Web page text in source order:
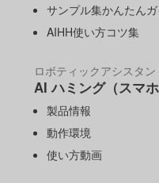
サンプル集かんたん
AIHH使い方コツ集
ロボティックアシスタン
AI ハミング（スマホ
製品情報
動作環境
使い方動画